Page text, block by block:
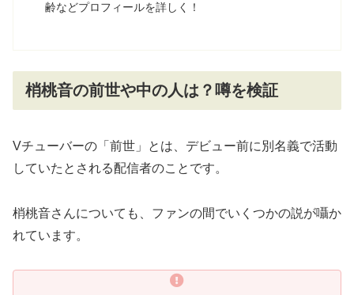
齢などプロフィールを詳しく！
梢桃音の前世や中の人は？噂を検証
Vチューバーの「前世」とは、デビュー前に別名義で活動
していたとされる配信者のことです。
梢桃音さんについても、ファンの間でいくつかの説が囁か
れています。